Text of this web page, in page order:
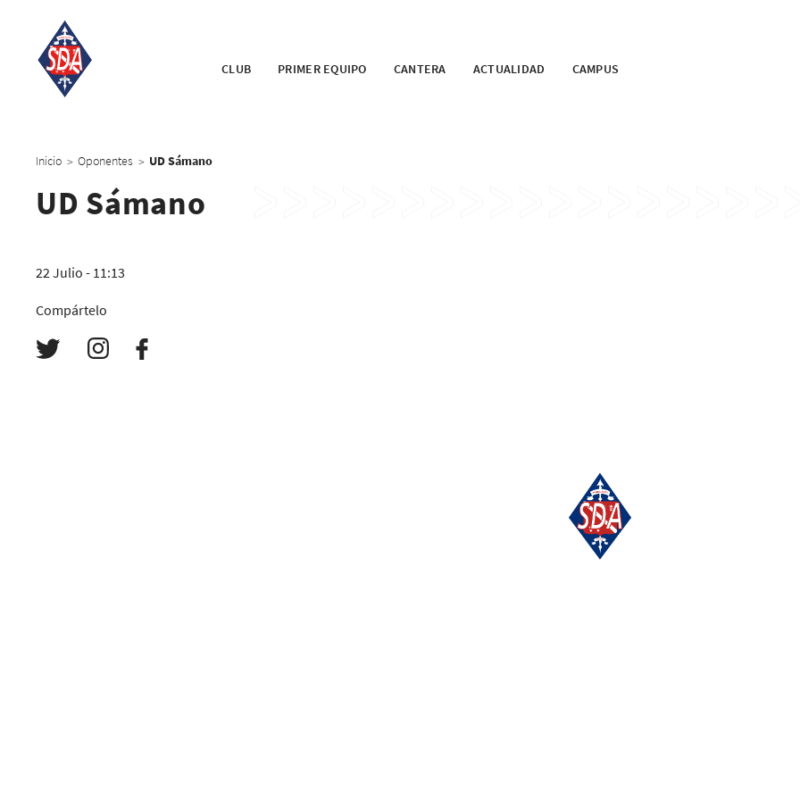
CLUB PRIMER EQUIPO CANTERA ACTUALIDAD CAMPUS
Inicio > Oponentes > UD Sámano
UD Sámano
22 Julio - 11:13
Compártelo